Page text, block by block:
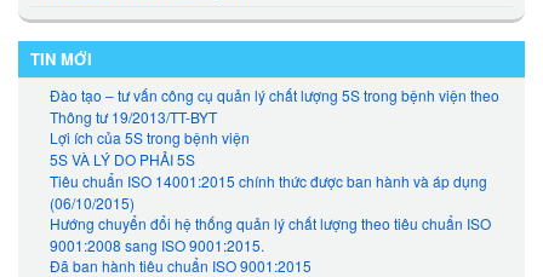
TIN MỚI
Đào tạo – tư vấn công cụ quản lý chất lượng 5S trong bệnh viện theo
Thông tư 19/2013/TT-BYT
Lợi ích của 5S trong bệnh viện
5S VÀ LÝ DO PHẢI 5S
Tiêu chuẩn ISO 14001:2015 chính thức được ban hành và áp dụng
(06/10/2015)
Hướng chuyển đổi hệ thống quản lý chất lượng theo tiêu chuẩn ISO
9001:2008 sang ISO 9001:2015.
Đã ban hành tiêu chuẩn ISO 9001:2015